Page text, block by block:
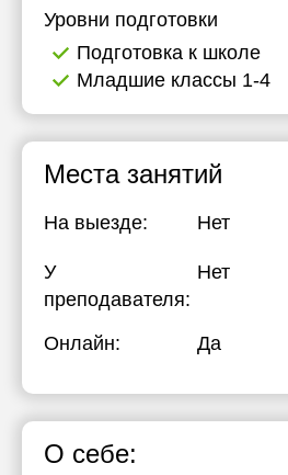
Уровни подготовки
Подготовка к школе
Младшие классы 1-4
Места занятий
На выезде: Нет
У
преподавателя:
Нет
Онлайн: Да
О себе:
18:00
20:00